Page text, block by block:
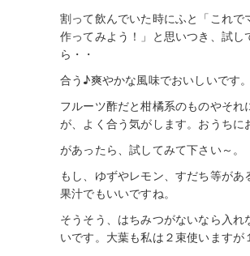
割 って飲んでいた時にふと「 これで
作ってみよう！」
と思いつき、 試し
ら ・・
合う♪爽やかな風味でおいしいです。
フルーツ酢だと柑橘系のものやそれ
が、 よ く合う気が します。 おうちに
があったら、試してみて下さい～。
も し、ゆずやレモン、すだち等があ
果汁でもいいですね。
そうそう、はちみつがないなら入れ
いです。大葉も私は２束使い ますが